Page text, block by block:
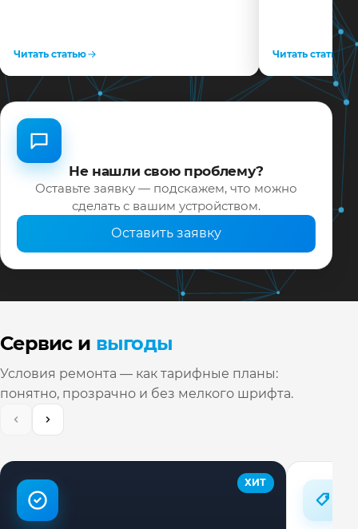
Читать статью Читать статью
Не нашли свою проблему?
Оставьте заявку — подскажем, что можно
сделать с вашим устройством.
Оставить заявку
Сервис и выгоды
Условия ремонта — как тарифные планы:
понятно, прозрачно и без мелкого шрифта.
ХИТ